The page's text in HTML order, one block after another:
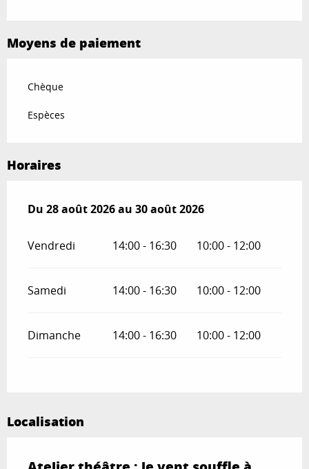
Moyens de paiement
Chèque
Espèces
Horaires
Du 28 août 2026au 30 août 2026
Du 28 août 2026au 30 août 2026
Vendredi 14:00 - 16:30 10:00 - 12:00
Samedi 14:00 - 16:30 10:00 - 12:00
Dimanche 14:00 - 16:30 10:00 - 12:00
Localisation